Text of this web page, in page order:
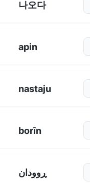
나오다
apin
nastaju
borîn
ڕوودان